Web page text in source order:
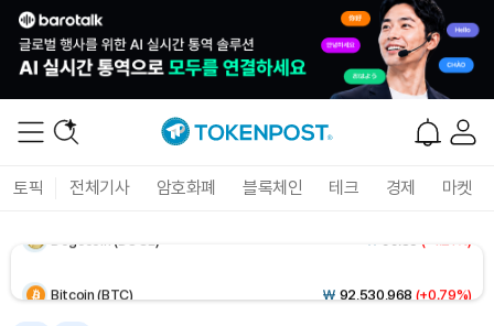
토픽 전체기사 암호화폐 블록체인 테크 경제 마켓
Solana (SOL) ₩ 105,118(+1.21%)